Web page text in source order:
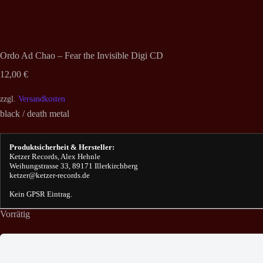
Ordo Ad Chao – Fear the Invisible Digi CD
12,00 €
zzgl. Versandkosten
black / death metal
Produktsicherheit & Hersteller:
Ketzer Records, Alex Hehnle
Weihungstrasse 33, 89171 Illerkirchberg
ketzer@ketzer-records.de
Kein GPSR Eintrag.
Vorrätig